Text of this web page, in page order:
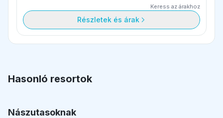
Keress az árakhoz
Részletek és árak
Hasonló resortok
Nászutasoknak